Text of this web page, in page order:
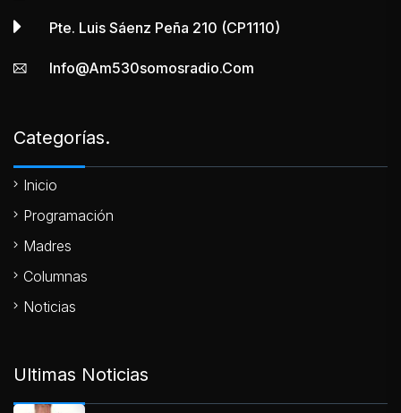
Pte. Luis Sáenz Peña 210 (CP1110)
Info@am530somosradio.com
Categorías.
Inicio
Programación
Madres
Columnas
Noticias
Ultimas Noticias